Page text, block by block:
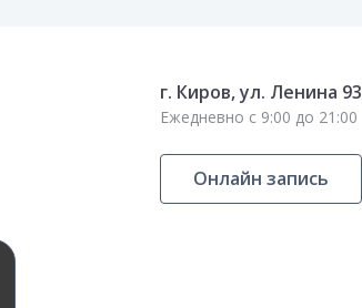
г. Киров, ул. Ленина 93
Ежедневно с 9:00 до 21:00
Онлайн запись